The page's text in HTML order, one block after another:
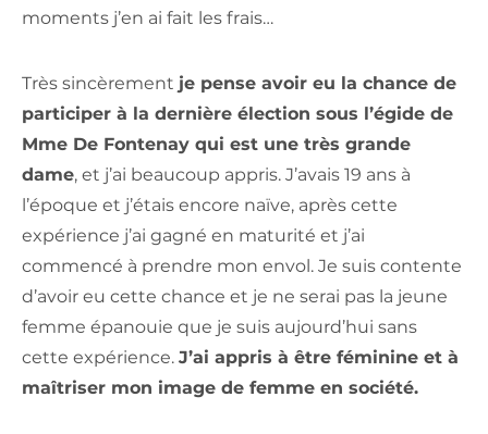
moments j’en ai fait les frais…
Très sincèrement je pense avoir eu la chance de
participer à la dernière élection sous l’égide de
Mme De Fontenay qui est une très grande
dame, et j’ai beaucoup appris. J’avais 19 ans à
l’époque et j’étais encore naïve, après cette
expérience j’ai gagné en maturité et j’ai
commencé à prendre mon envol. Je suis contente
d’avoir eu cette chance et je ne serai pas la jeune
femme épanouie que je suis aujourd’hui sans
cette expérience. J’ai appris à être féminine et à
maîtriser mon image de femme en société.